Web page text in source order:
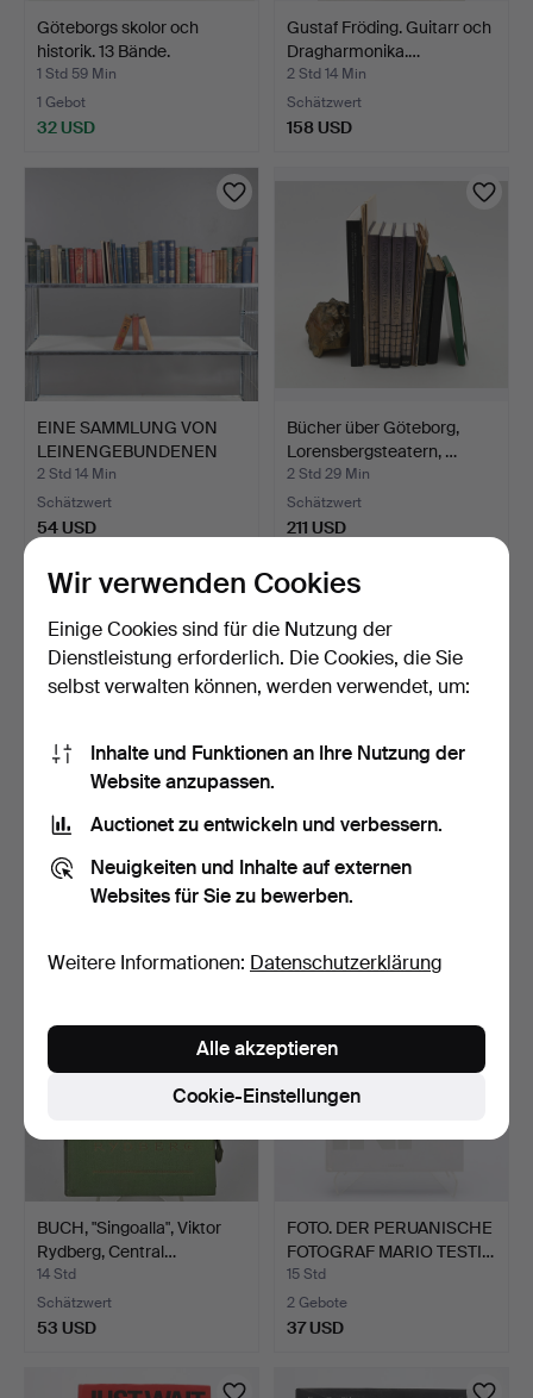
Göteborgs skolor och
historik. 13 Bände.
1 Std 59 Min
1 Gebot
32 USD
Gustaf Fröding. Guitarr och
Dragharmonika.…
2 Std 14 Min
Schätzwert
158 USD
EINE SAMMLUNG VON
LEINENGEBUNDENEN
BÄNDEN …
2 Std 14 Min
Schätzwert
54 USD
Bücher über Göteborg,
Lorensbergsteatern, …
2 Std 29 Min
Schätzwert
211 USD
FOTO. DIE
FOTOGRAFIN DEBORAH…
14 Std
FOTO. DER
FOTOGRAF RUDOLF JAN…
14 Std
Schätzwert
BUCH, "Singoalla", Viktor
Rydberg, Central…
14 Std
Schätzwert
53 USD
FOTO. DER PERUANISCHE
FOTOGRAF MARIO TESTI…
15 Std
2 Gebote
37 USD
Wir verwenden Cookies
Einige Cookies sind für die Nutzung der
Dienstleistung erforderlich. Die Cookies, die Sie
selbst verwalten können, werden verwendet, um:
Inhalte und Funktionen an Ihre Nutzung der
Website anzupassen.
Auctionet zu entwickeln und verbessern.
Neuigkeiten und Inhalte auf externen
Websites für Sie zu bewerben.
Weitere Informationen: Datenschutzerklärung
Cookie-Einstellungen
Alle akzeptieren